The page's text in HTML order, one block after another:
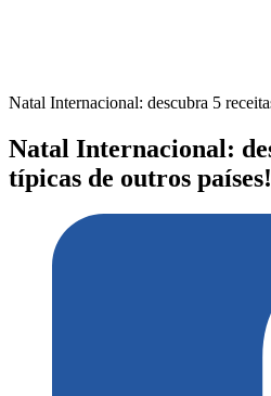
Natal Internacional: descubra 5
Natal Internacional:
típicas de outros países!